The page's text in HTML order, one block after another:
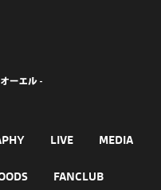
LIVE MEDIA
FANCLUB